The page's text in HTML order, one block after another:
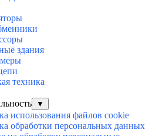
здания
техника
▼
использования файлов cookie
обработки персональных данных